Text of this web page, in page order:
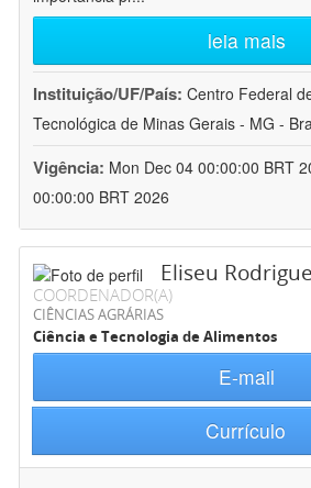
leia mais
Instituição/UF/País: Centro Federal
Tecnológica de Minas Gerais - MG -
Vigência: Mon Dec 04 00:00:00 BRT
00:00:00 BRT 2026
Eliseu
COORDENADOR(A)
CIÊNCIAS AGRÁRIAS
Ciência e Tecnologia de Alimentos
E-mail
Currículo